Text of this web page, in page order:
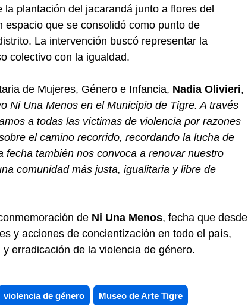
plantación del jacarandá junto a flores del
espacio que se consolidó como punto de
La intervención buscó representar la
colectivo con la igualdad.
de Mujeres, Género e Infancia, Nadia Olivieri,
Ni Una Menos en el Municipio de Tigre. A través
a todas las víctimas de violencia por razones
el camino recorrido, recordando la lucha de
también nos convoca a renovar nuestro
comunidad más justa, igualitaria y libre de
de Ni Una Menos, fecha que desde
y acciones de concientización en todo el país,
erradicación de la violencia de género.
violencia de género Museo de Arte Tigre